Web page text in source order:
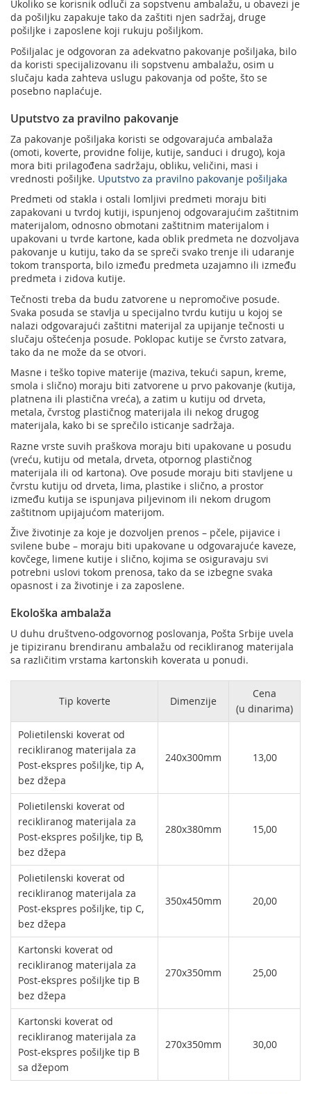
Pravilno adresovanje
Poštanski adresni kod (PAK)
Spisak zabranjenih artikala za uvoz
Punomoćje za uručenje poštanskih pošiljaka
Podrška nagradnim igrama
Sudske taksene marke
Geografski informacioni sistem (GIS)
Ukoliko se korisnik odluči za sopstvenu ambalažu, u obavezi je
da pošiljku zapakuje tako da zaštiti njen sadržaj, druge
pošiljke i zaposlene koji rukuju pošiljkom.
Pošiljalac je odgovoran za adekvatno pakovanje pošiljaka, bilo
da koristi specijalizovanu ili sopstvenu ambalažu, osim u
slučaju kada zahteva uslugu pakovanja od pošte, što se
posebno naplaćuje.
Uputstvo za pravilno pakovanje
Za pakovanje pošiljaka koristi se odgovarajuća ambalaža
(omoti, koverte, providne folije, kutije, sanduci i drugo), koja
mora biti prilagođena sadržaju, obliku, veličini, masi i
vrednosti pošiljke. Uputstvo za pravilno pakovanje pošiljaka
Predmeti od stakla i ostali lomljivi predmeti moraju biti
zapakovani u tvrdoj kutiji, ispunjenoj odgovarajućim zaštitnim
materijalom, odnosno obmotani zaštitnim materijalom i
upakovani u tvrde kartone, kada oblik predmeta ne dozvoljava
pakovanje u kutiju, tako da se spreči svako trenje ili udaranje
tokom transporta, bilo između predmeta uzajamno ili između
predmeta i zidova kutije.
Tečnosti treba da budu zatvorene u nepromočive posude.
Svaka posuda se stavlja u specijalno tvrdu kutiju u kojoj se
nalazi odgovarajući zaštitni materijal za upijanje tečnosti u
slučaju oštećenja posude. Poklopac kutije se čvrsto zatvara,
tako da ne može da se otvori.
Masne i teško topive materije (maziva, tekući sapun, kreme,
smola i slično) moraju biti zatvorene u prvo pakovanje (kutija,
platnena ili plastična vreća), a zatim u kutiju od drveta,
metala, čvrstog plastičnog materijala ili nekog drugog
materijala, kako bi se sprečilo isticanje sadržaja.
Razne vrste suvih praškova moraju biti upakovane u posudu
(vreću, kutiju od metala, drveta, otpornog plastičnog
materijala ili od kartona). Ove posude moraju biti stavljene u
čvrstu kutiju od drveta, lima, plastike i slično, a prostor
između kutija se ispunjava piljevinom ili nekom drugom
zaštitnom upijajućom materijom.
Žive životinje za koje je dozvoljen prenos – pčele, pijavice i
svilene bube – moraju biti upakovane u odgovarajuće kaveze,
kovčege, limene kutije i slično, kojima se osiguravaju svi
potrebni uslovi tokom prenosa, tako da se izbegne svaka
opasnost i za životinje i za zaposlene.
Ekološka ambalaža
U duhu društveno-odgovornog poslovanja, Pošta Srbije uvela
je tipiziranu brendiranu ambalažu od recikliranog materijala
sa različitim vrstama kartonskih koverata u ponudi.
Tip koverte Dimenzije
Cena
(u dinarima)
Polietilenski koverat od
recikliranog materijala za
Post-ekspres pošiljke, tip A,
bez džepa
240x300mm 13,00
Polietilenski koverat od
recikliranog materijala za
Post-ekspres pošiljke, tip B,
bez džepa
280x380mm 15,00
Polietilenski koverat od
recikliranog materijala za
Post-ekspres pošiljke, tip C,
bez džepa
350x450mm 20,00
Kartonski koverat od
recikliranog materijala za
Post-ekspres pošiljke tip B
bez džepa
270x350mm 25,00
Kartonski koverat od
recikliranog materijala za
Post-ekspres pošiljke tip B
sa džepom
270x350mm 30,00